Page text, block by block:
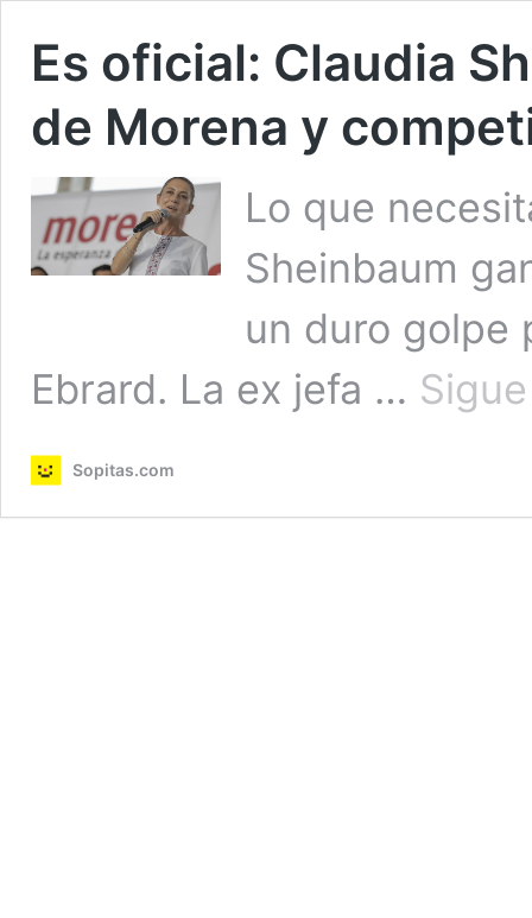
Es oficial: Claudia
de Morena y
Lo que
Sheinbaum
un duro golpe
Ebrard. La ex jefa …
Sopitas.com